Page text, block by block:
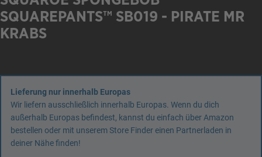
SQUAREPANTS™ SB019 - PIRATE MR
KRABS
Lieferung nur innerhalb Europas
Wir liefern ausschließlich innerhalb Europas. Wenn du dich
außerhalb Europas befindest, kannst du einfach über Amazon
bestellen oder mit unserem Store Finder einen Partnerladen in
deiner Nähe finden!